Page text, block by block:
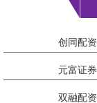
创同配资
元富证券
双融配资